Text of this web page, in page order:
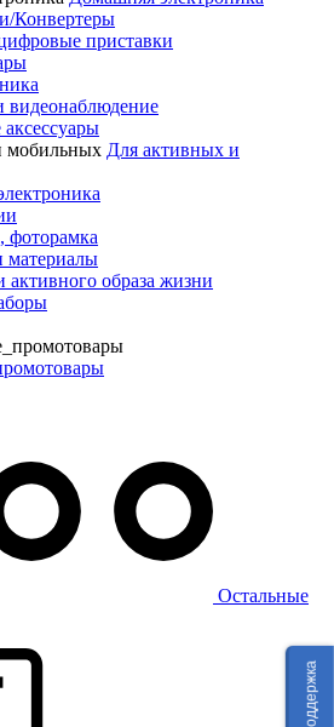
Конвертеры
приставки
Для активных и
фоторамка
материалы
активного образа жизни
Остальные